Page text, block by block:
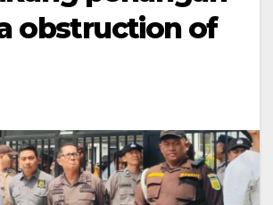
obstruction of